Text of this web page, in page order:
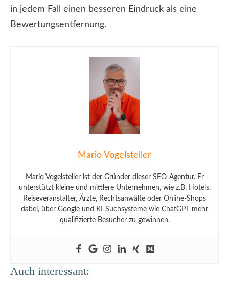
in jedem Fall einen besseren Eindruck als eine
Bewertungsentfernung.
Mario Vogelsteller
Mario Vogelsteller ist der Gründer dieser SEO-Agentur. Er
unterstützt kleine und mittlere Unternehmen, wie z.B. Hotels,
Reiseveranstalter, Ärzte, Rechtsanwälte oder Online-Shops
dabei, über Google und KI-Suchsysteme wie ChatGPT mehr
qualifizierte Besucher zu gewinnen.
Auch interessant: